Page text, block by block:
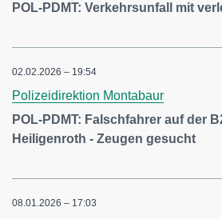
POL-PDMT: Verkehrsunfall mit
02.02.2026 – 19:54
Polizeidirektion Montabaur
POL-PDMT: Falschfahrer auf der
Heiligenroth - Zeugen gesucht
08.01.2026 – 17:03